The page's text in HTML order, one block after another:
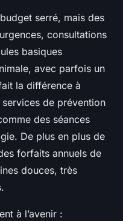
serré, mais des
consultations
basiques
avec parfois un
la différence à
services de prévention
des séances
De plus en plus de
forfaits annuels de
douces, très
à l’avenir :